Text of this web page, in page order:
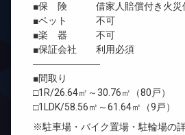
■保 険 借家人賠償付き火災
■ペット 不可
■楽 器 不可
■保証会社 利用必須
―――――――
■間取り
□1R/26.64㎡～30.76㎡（80戸）
□1LDK/58.56㎡～61.64㎡（9戸）
※駐車場・バイク置場・駐輪場の